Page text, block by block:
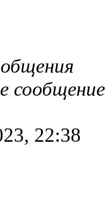
сообщение
22:38